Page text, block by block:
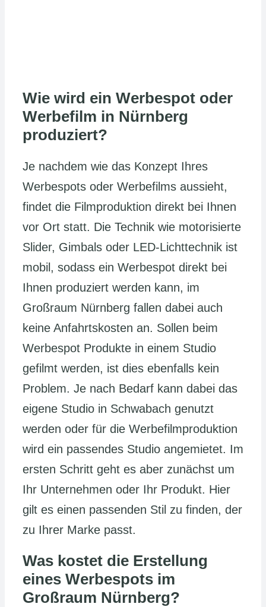
Wie wird ein Werbespot oder
Werbefilm in Nürnberg
produziert?
Je nachdem wie das Konzept Ihres
Werbespots oder Werbefilms aussieht,
findet die Filmproduktion direkt bei Ihnen
vor Ort statt. Die Technik wie motorisierte
Slider, Gimbals oder LED-Lichttechnik ist
mobil, sodass ein Werbespot direkt bei
Ihnen produziert werden kann, im
Großraum Nürnberg fallen dabei auch
keine Anfahrtskosten an. Sollen beim
Werbespot Produkte in einem Studio
gefilmt werden, ist dies ebenfalls kein
Problem. Je nach Bedarf kann dabei das
eigene Studio in Schwabach genutzt
werden oder für die Werbefilmproduktion
wird ein passendes Studio angemietet. Im
ersten Schritt geht es aber zunächst um
Ihr Unternehmen oder Ihr Produkt. Hier
gilt es einen passenden Stil zu finden, der
zu Ihrer Marke passt.
Was kostet die Erstellung
eines Werbespots im
Großraum Nürnberg?